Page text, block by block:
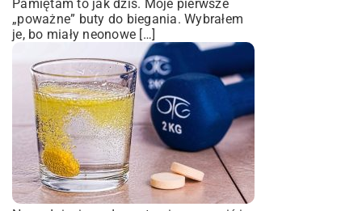
Pamiętam to jak dziś. Moje pierwsze
„poważne” buty do biegania. Wybrałem
je, bo miały neonowe […]